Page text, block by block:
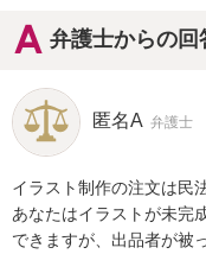
弁護士からの
匿名A 弁護士
イラスト制作の注文は民
あなたはイラストが未完
できますが、出品者が被